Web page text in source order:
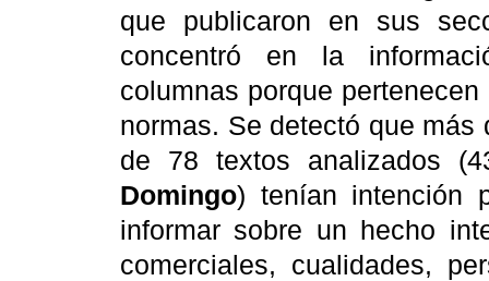
que publicaron en sus
concentró en la
columnas porque
normas. Se detectó que más
de 78 textos analizados
Domingo) tenían intención
informar sobre un hecho
comerciales, cualidades,